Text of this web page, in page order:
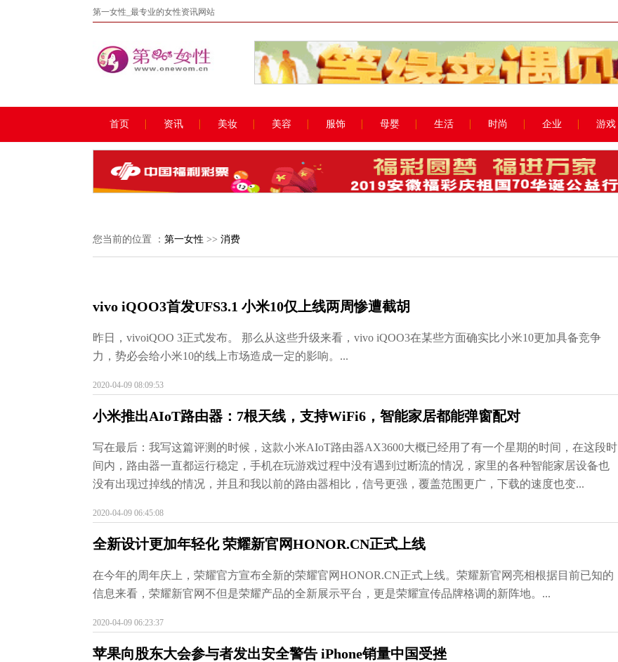
第一女性_最专业的女性资讯网站
首页 资讯 美妆 美容 服饰 母婴 生活 时尚 企业 游戏
您当前的位置 ： 第一女性 >> 消费
vivo iQOO3首发UFS3.1 小米10仅上线两周惨遭截胡
昨日，vivoiQOO 3正式发布。 那么从这些升级来看，vivo iQOO3在某些方面确实比小米10更加具备竞争
力，势必会给小米10的线上市场造成一定的影响。...
2020-04-09 08:09:53
小米推出AIoT路由器：7根天线，支持WiFi6，智能家居都能弹窗配对
写在最后：我写这篇评测的时候，这款小米AIoT路由器AX3600大概已经用了有一个星期的时间，在这段时
间内，路由器一直都运行稳定，手机在玩游戏过程中没有遇到过断流的情况，家里的各种智能家居设备也
没有出现过掉线的情况，并且和我以前的路由器相比，信号更强，覆盖范围更广，下载的速度也变...
2020-04-09 06:45:08
全新设计更加年轻化 荣耀新官网HONOR.CN正式上线
在今年的周年庆上，荣耀官方宣布全新的荣耀官网HONOR.CN正式上线。荣耀新官网亮相根据目前已知的
信息来看，荣耀新官网不但是荣耀产品的全新展示平台，更是荣耀宣传品牌格调的新阵地。...
2020-04-09 06:23:37
苹果向股东大会参与者发出安全警告 iPhone销量中国受挫